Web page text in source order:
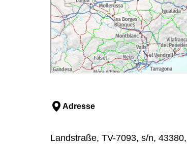
Adresse
Landstraße, TV-7093, s/n,